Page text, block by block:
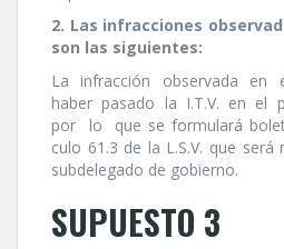
2. Las infracciones
son las siguientes:
La infracción observada en
haber pasado la I.T.V. en el
por lo que se formulará
culo 61.3 de la L.S.V. que
subdelegado de gobierno.
SUPUESTO 3